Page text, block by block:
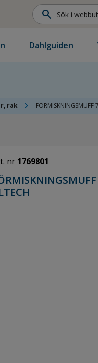
search
Dahlguiden
rak chevron_right FÖRMISKNINGSMUFF
nr 1769801